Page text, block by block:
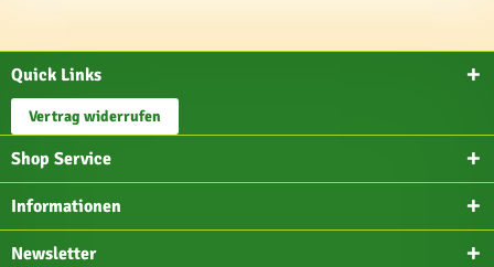
Quick Links
Vertrag widerrufen
Shop Service
Informationen
Newsletter